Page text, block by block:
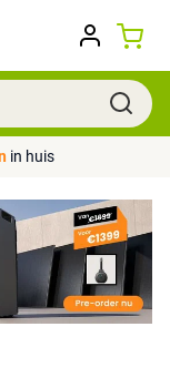
in huis